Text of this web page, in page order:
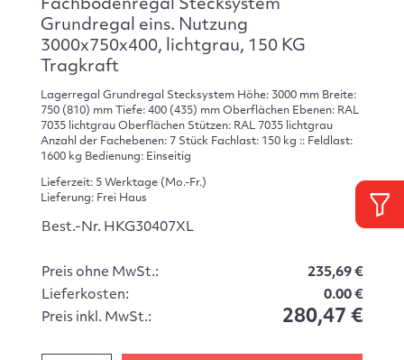
Fachbodenregal Stecksystem
Grundregal eins. Nutzung
3000x750x400, lichtgrau, 150 KG
Tragkraft
Lagerregal Grundregal Stecksystem Höhe: 3000 mm Breite:
750 (810) mm Tiefe: 400 (435) mm Oberflächen Ebenen: RAL
7035 lichtgrau Oberflächen Stützen: RAL 7035 lichtgrau
Anzahl der Fachebenen: 7 Stück Fachlast: 150 kg :: Feldlast:
1600 kg Bedienung: Einseitig
Lieferzeit: 5 Werktage (Mo.-Fr.)
Lieferung: Frei Haus
Best.-Nr. HKG30407XL
Preis ohne MwSt.:
235,69 €
Lieferkosten:
0.00 €
Preis inkl. MwSt.:
280,47 €